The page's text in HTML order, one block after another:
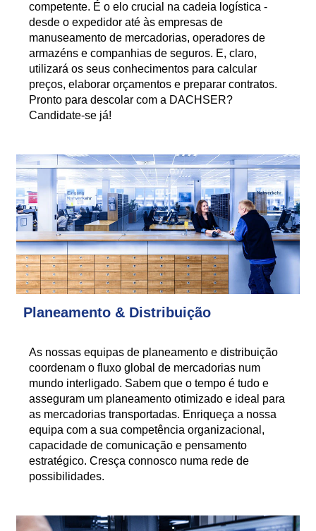
competente. É o elo crucial na cadeia logística -
desde o expedidor até às empresas de
manuseamento de mercadorias, operadores de
armazéns e companhias de seguros. E, claro,
utilizará os seus conhecimentos para calcular
preços, elaborar orçamentos e preparar contratos.
Pronto para descolar com a DACHSER?
Candidate-se já!
Planeamento & Distribuição
As nossas equipas de planeamento e distribuição
coordenam o fluxo global de mercadorias num
mundo interligado. Sabem que o tempo é tudo e
asseguram um planeamento otimizado e ideal para
as mercadorias transportadas. Enriqueça a nossa
equipa com a sua competência organizacional,
capacidade de comunicação e pensamento
estratégico. Cresça connosco numa rede de
possibilidades.